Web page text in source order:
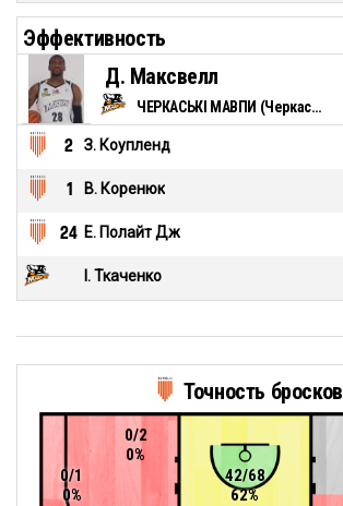
Эффективность
ЧЕРКАСЬКІ МАВПИ (Черкаси)
Д. Максвелл
2 З. Коупленд
1 В. Коренюк
24 Е. Полайт Дж
І. Ткаченко
Точность бросков
0/2
0%
42/68
62%
0/1
0%